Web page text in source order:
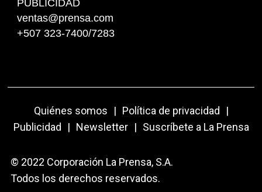
PUBLICIDAD
ventas@prensa.com
+507 323-7400/7283
Quiénes somos | Política de privacidad
|
Publicidad
| Newsletter | Suscríbete a La Prensa
© 2022 Corporación La Prensa, S.A.
Todos los derechos reservados.